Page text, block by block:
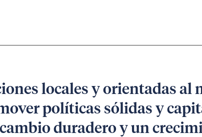
locales y orientadas al
políticas sólidas y
duradero y un